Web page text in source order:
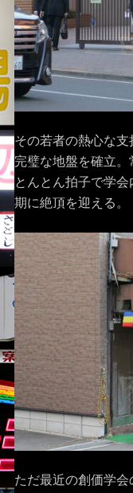
その若者の熱心な
完璧な地盤を確立
とんとん拍子で学
期に絶頂を迎える。
ただ最近の創価学